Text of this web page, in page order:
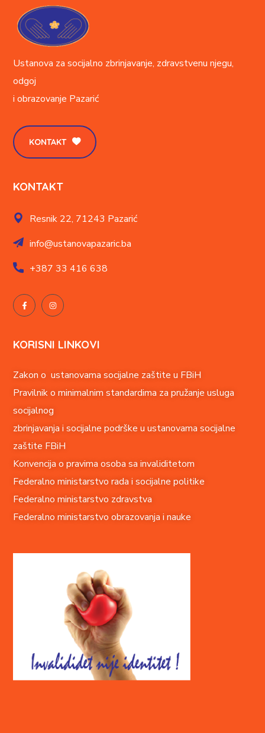
Ustanova za socijalno zbrinjavanje, zdravstvenu njegu,
odgoj
i obrazovanje Pazarić
KONTAKT
KONTAKT
Resnik 22, 71243 Pazarić
info@ustanovapazaric.ba
+38733 416 638
KORISNI LINKOVI
Zakon o ustanovama socijalne zaštite u FBiH
Pravilnik o minimalnim standardima za pružanje usluga
socijalnog
zbrinjavanja i socijalne podrške u ustanovama socijalne
zaštite FBiH
Konvencija o pravima osoba sa invaliditetom
Federalno ministarstvo rada i socijalne politike
Federalno ministarstvo zdravstva
Federalno ministarstvo obrazovanja i nauke